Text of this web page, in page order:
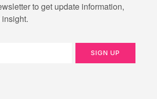
to get update information,
SIGN UP